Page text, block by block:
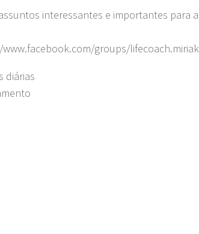
interessantes e importantes para
groups/
diárias